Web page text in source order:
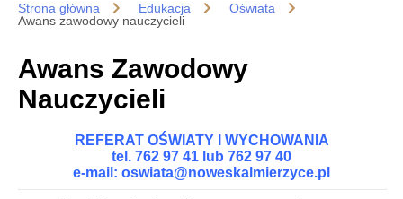
Strona główna Edukacja
Oświata
Awans zawodowy nauczycieli
Awans Zawodowy
Nauczycieli
REFERAT OŚWIATY I WYCHOWANIA
tel. 762 97 41 lub 762 97 40
e-mail: oswiata@noweskalmierzyce.pl